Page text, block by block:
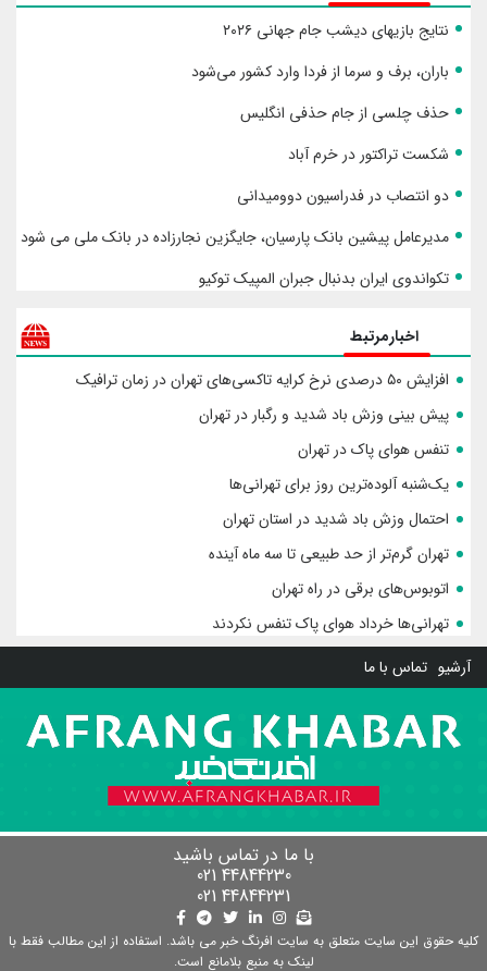
نتایج بازیهای دیشب جام جهانی ۲۰۲۶
باران، برف و سرما از فردا وارد کشور می‌شود
حذف چلسی از جام حذفی انگلیس
شکست تراکتور در خرم آباد
دو انتصاب در فدراسیون دوومیدانی
مدیرعامل پیشین بانک پارسیان، جایگزین نجارزاده در بانک ملی می شود
تکواندوی ایران بدنبال جبران المپیک توکیو
اخبارمرتبط
افزایش ۵۰ درصدی نرخ کرایه تاکسی‌های تهران در زمان ترافیک
پیش بینی وزش باد شدید و رگبار در تهران
تنفس هوای پاک در تهران
یک‌شنبه آلوده‌ترین روز برای تهرانی‌ها
احتمال وزش باد شدید در استان تهران
تهران گرم‌تر از حد طبیعی تا سه ماه آینده
اتوبوس‌های برقی در راه تهران
تهرانی‌ها خرداد هوای پاک تنفس نکردند
آرشیو تماس با ما
با ما در تماس باشید
44844230 021
44844231 021
کلیه حقوق این سایت متعلق به سایت افرنگ خبر می باشد. استفاده از این مطالب فقط با
لینک به منبع بلامانع است.